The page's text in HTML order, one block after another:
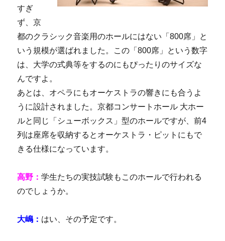
すぎ
ず、京
都のクラシック音楽用のホールにはない「800席」と
いう規模が選ばれました。この「800席」という数字
は、大学の式典等をするのにもぴったりのサイズな
んですよ。
あとは、オペラにもオーケストラの響きにも合うよ
うに設計されました。京都コンサートホール 大ホー
ルと同じ「シューボックス」型のホールですが、前4
列は座席を収納するとオーケストラ・ピットにもで
きる仕様になっています。
高野：学生たちの実技試験もこのホールで行われる
のでしょうか。
大嶋： はい、その予定です。